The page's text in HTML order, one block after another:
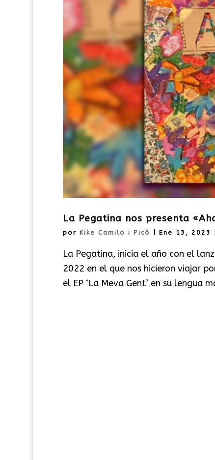
La Pegatina nos presenta
por Kike Camilo i Picó Ene 13, 2023
La Pegatina, inicia el año con el
2022 en el que nos hicieron viajar
el EP ‘La Meva Gent’ en su lengua